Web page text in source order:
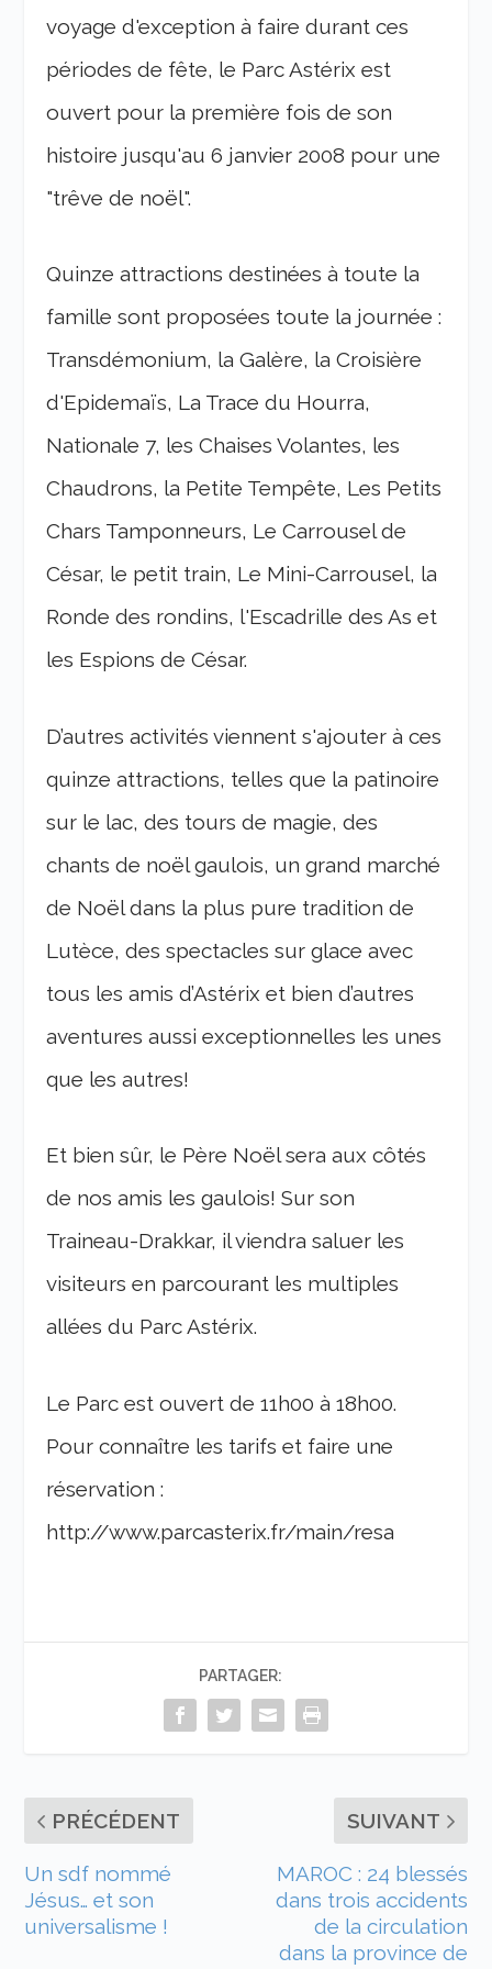
voyage d'exception à faire durant ces
périodes de fête, le Parc Astérix est
ouvert pour la première fois de son
histoire jusqu'au 6 janvier 2008 pour une
"trêve de noël".
Quinze attractions destinées à toute la
famille sont proposées toute la journée :
Transdémonium, la Galère, la Croisière
d'Epidemaïs, La Trace du Hourra,
Nationale 7, les Chaises Volantes, les
Chaudrons, la Petite Tempête, Les Petits
Chars Tamponneurs, Le Carrousel de
César, le petit train, Le Mini-Carrousel, la
Ronde des rondins, l'Escadrille des As et
les Espions de César.
D’autres activités viennent s'ajouter à ces
quinze attractions, telles que la patinoire
sur le lac, des tours de magie, des
chants de noël gaulois, un grand marché
de Noël dans la plus pure tradition de
Lutèce, des spectacles sur glace avec
tous les amis d’Astérix et bien d’autres
aventures aussi exceptionnelles les unes
que les autres!
Et bien sûr, le Père Noël sera aux côtés
de nos amis les gaulois! Sur son
Traineau-Drakkar, il viendra saluer les
visiteurs en parcourant les multiples
allées du Parc Astérix.
Le Parc est ouvert de 11h00 à 18h00.
Pour connaître les tarifs et faire une
réservation :
http://www.parcasterix.fr/main/resa
PARTAGER:
PRÉCÉDENT
Un sdf nommé
Jésus… et son
universalisme !
SUIVANT
MAROC : 24 blessés
dans trois accidents
de la circulation
dans la province de